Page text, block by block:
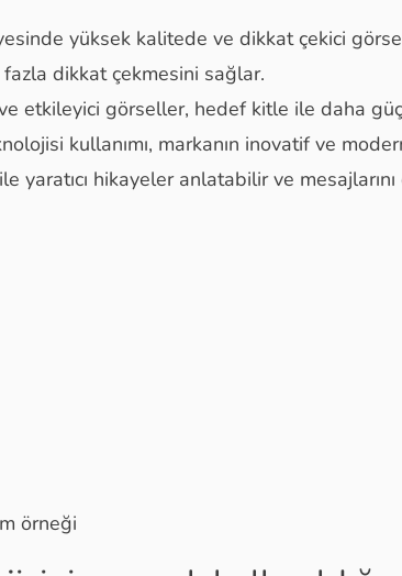
yüksek kalitede ve dikkat çekici
dikkat çekmesini sağlar.
etkileyici görseller, hedef kitle ile daha
kullanımı, markanın inovatif ve
yaratıcı hikayeler anlatabilir ve
örneği